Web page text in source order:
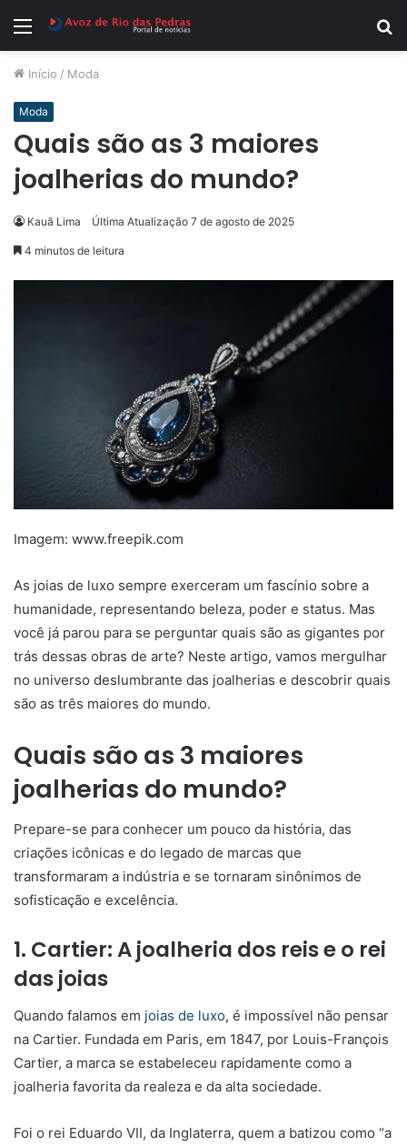
Menu
Início / Moda
Moda
Quais são as 3 maiores
joalherias do mundo?
Kauã Lima Última Atualização 7 de agosto de 2025
4 minutos de leitura
Imagem: www.freepik.com
As joias de luxo sempre exerceram um fascínio sobre a
humanidade, representando beleza, poder e status. Mas
você já parou para se perguntar quais são as gigantes por
trás dessas obras de arte? Neste artigo, vamos mergulhar
no universo deslumbrante das joalherias e descobrir quais
são as três maiores do mundo.
Quais são as 3 maiores
joalherias do mundo?
Prepare-se para conhecer um pouco da história, das
criações icônicas e do legado de marcas que
transformaram a indústria e se tornaram sinônimos de
sofisticação e excelência.
1. Cartier: A joalheria dos reis e o rei
das joias
Quando falamos em joias de luxo, é impossível não pensar
na Cartier. Fundada em Paris, em 1847, por Louis-François
Cartier, a marca se estabeleceu rapidamente como a
joalheria favorita da realeza e da alta sociedade.
Foi o rei Eduardo VII, da Inglaterra, quem a batizou como “a